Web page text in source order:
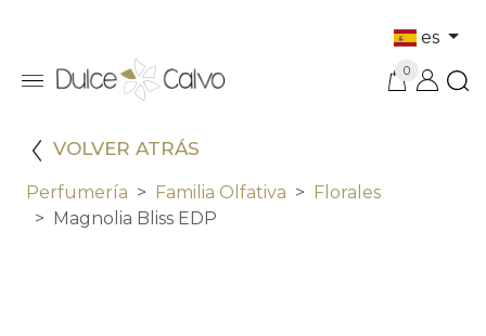
es
0
VOLVER ATRÁS
Perfumería Familia Olfativa
Florales
Magnolia Bliss EDP